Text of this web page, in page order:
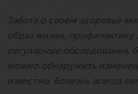
Забота о своем здоровье
образ жизни, профилактику
регулярные обследования,
можно обнаружить
известно, болезнь всегда